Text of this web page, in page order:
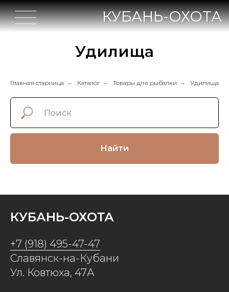
КУБАНЬ-ОХОТА
Удилища
Главная старница → Каталог → Товары для рыбалки → Удилища
Найти
КУБАНЬ-ОХОТА
+7 (918) 495-47-47
Славянск-на-Кубани
Ул. Ковтюха, 47А